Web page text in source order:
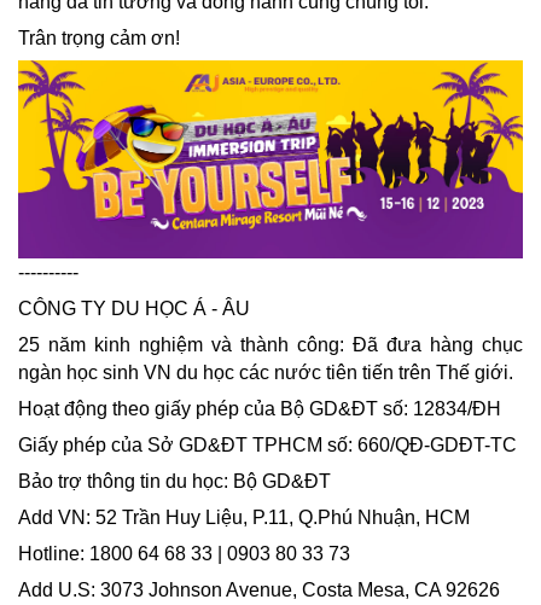
Trân trọng cảm ơn!
----------
CÔNG TY DU HỌC Á - ÂU
25 năm kinh nghiệm và thành công: Đã đưa hàng chục
ngàn học sinh VN du học các nước tiên tiến trên Thế giới.
Hoạt động theo giấy phép của Bộ GD&ĐT số: 12834/ĐH
Giấy phép của Sở GD&ĐT TPHCM số: 660/QĐ-GDĐT-TC
Bảo trợ thông tin du học: Bộ GD&ĐT
Add VN: 52 Trần Huy Liệu, P.11, Q.Phú Nhuận, HCM
Hotline: 1800 64 68 33 | 0903 80 33 73
Add U.S: 3073 Johnson Avenue, Costa Mesa, CA 92626